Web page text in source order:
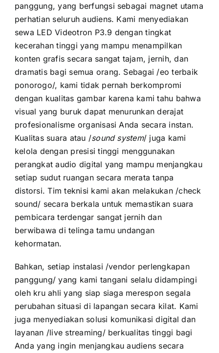
panggung, yang berfungsi sebagai magnet utama
perhatian seluruh audiens. Kami menyediakan
sewa LED Videotron P3.9 dengan tingkat
kecerahan tinggi yang mampu menampilkan
konten grafis secara sangat tajam, jernih, dan
dramatis bagi semua orang. Sebagai /eo terbaik
ponorogo/, kami tidak pernah berkompromi
dengan kualitas gambar karena kami tahu bahwa
visual yang buruk dapat menurunkan derajat
profesionalisme organisasi Anda secara instan.
Kualitas suara atau /sound system/ juga kami
kelola dengan presisi tinggi menggunakan
perangkat audio digital yang mampu menjangkau
setiap sudut ruangan secara merata tanpa
distorsi. Tim teknisi kami akan melakukan /check
sound/ secara berkala untuk memastikan suara
pembicara terdengar sangat jernih dan
berwibawa di telinga tamu undangan
kehormatan.
Bahkan, setiap instalasi /vendor perlengkapan
panggung/ yang kami tangani selalu didampingi
oleh kru ahli yang siap siaga merespon segala
perubahan situasi di lapangan secara kilat. Kami
juga menyediakan solusi komunikasi digital dan
layanan /live streaming/ berkualitas tinggi bagi
Anda yang ingin menjangkau audiens secara